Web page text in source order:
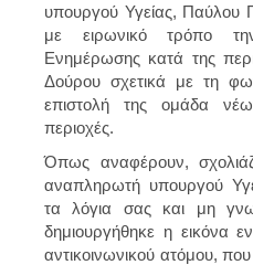
υπουργού Υγείας, Παύλου
με ειρωνικό τρόπο
Ενημέρωσης κατά της
Δούρου σχετικά με τη
επιστολή της ομάδα
περιοχές.
Όπως αναφέρουν,
αναπληρωτή υπουργού
τα λόγια σας και μη
δημιουργήθηκε η εικόνα
αντικοινωνικού ατόμου,